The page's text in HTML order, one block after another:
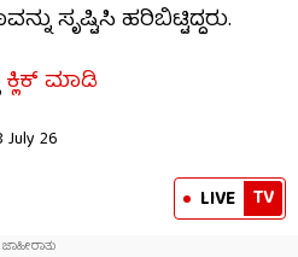
ಸೃಷ್ಟಿಸಿ ಹರಿಬಿಟ್ಟಿದ್ದರು.
ಕ್ಲಿಕ್ ಮಾಡಿ
July 26
LIVE TV